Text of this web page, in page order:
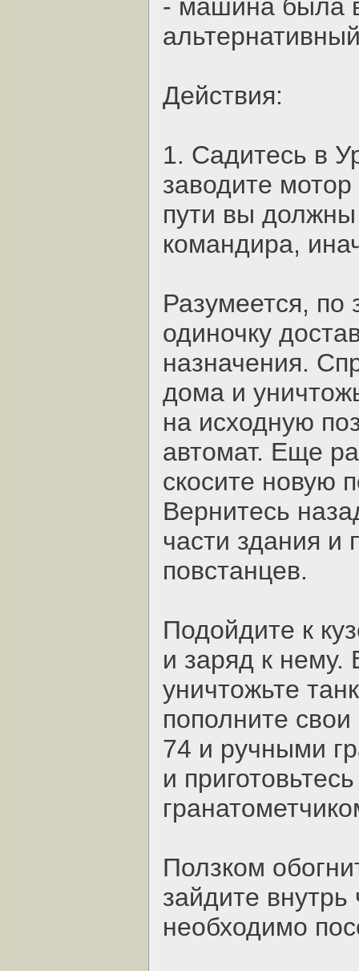
- машина была
Действия:
1. Садитесь в
заводите
пути вы должны
командира,
Разумеется,
одиночку
назначения.
дома и
на исходную
автомат. Еще
скосите новую
Вернитесь
части здания и
повстанцев.
Подойдите к
и заряд к нему.
уничтожьте
пополните
74 и ручными
и
Ползком
зайдите
необходимо